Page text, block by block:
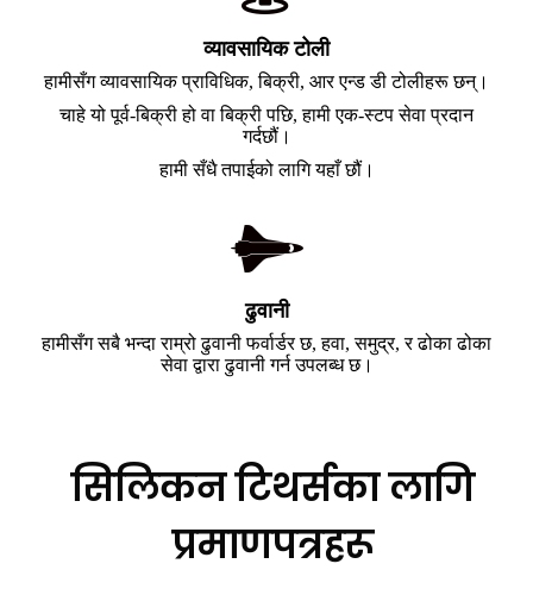
व्यावसायिक टोली
हामीसँग व्यावसायिक प्राविधिक, बिक्री, आर एन्ड डी टोलीहरू छन्।
चाहे यो पूर्व-बिक्री हो वा बिक्री पछि, हामी एक-स्टप सेवा प्रदान
गर्दछौं।
हामी सँधै तपाईको लागि यहाँ छौं।
ढुवानी
हामीसँग सबै भन्दा राम्रो ढुवानी फर्वार्डर छ, हवा, समुद्र, र ढोका ढोका
सेवा द्वारा ढुवानी गर्न उपलब्ध छ।
सिलिकन टिथर्सका लागि
प्रमाणपत्रहरू